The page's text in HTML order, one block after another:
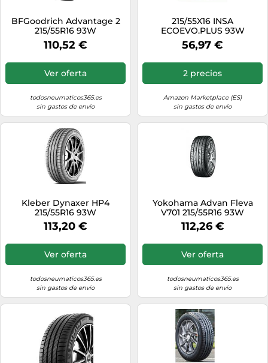
BFGoodrich Advantage 2
215/55R16 93W
110,52 €
Ver oferta
todosneumaticos365.es
sin gastos de envío
215/55X16 INSA
ECOEVO.PLUS 93W
56,97 €
2 precios
Amazon Marketplace (ES)
sin gastos de envío
Kleber Dynaxer HP4
215/55R16 93W
113,20 €
Ver oferta
todosneumaticos365.es
sin gastos de envío
Yokohama Advan Fleva
V701 215/55R16 93W
112,26 €
Ver oferta
todosneumaticos365.es
sin gastos de envío